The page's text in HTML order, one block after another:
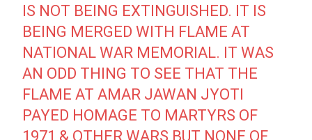
IS NOT BEING EXTINGUISHED. IT IS
BEING MERGED WITH FLAME AT
NATIONAL WAR MEMORIAL. IT WAS
AN ODD THING TO SEE THAT THE
FLAME AT AMAR JAWAN JYOTI
PAYED HOMAGE TO MARTYRS OF
1971 & OTHER WARS BUT NONE OF